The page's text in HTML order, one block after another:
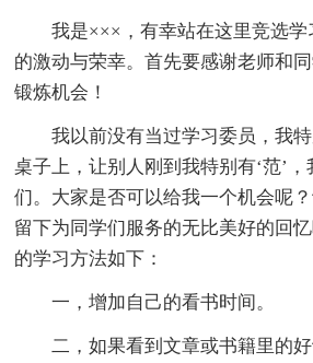
我是×××，有幸站在这里竞选
的激动与荣幸。首先要感谢老师和
锻炼机会！
我以前没有当过学习委员，我
桌子上，让别人刚到我特别有‘范’
们。大家是否可以给我一个机会呢
留下为同学们服务的无比美好的回
的学习方法如下：
一，增加自己的看书时间。
二，如果看到文章或书籍里的好